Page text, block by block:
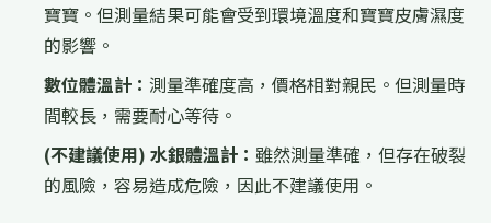
寶寶。但測量結果可能會受到環境溫度和寶寶皮膚濕度
的影響。
數位體溫計： 測量準確度高，價格相對親民。但測量時
間較長，需要耐心等待。
(不建議使用) 水銀體溫計： 雖然測量準確，但存在破裂
的風險，容易造成危險，因此不建議使用。